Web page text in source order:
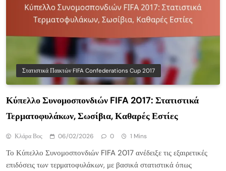
Στατιστικά Παικτών FIFA Confederations Cup 2017
Κύπελλο Συνομοσπονδιών FIFA 2017: Στατιστικά
Τερματοφυλάκων, Σωσίβια, Καθαρές Εστίες
Κλάρα Βος 06/02/2026 0 1 Mins
Το Κύπελλο Συνομοσπονδιών FIFA 2017 ανέδειξε τις εξαιρετικές
επιδόσεις των τερματοφυλάκων, με βασικά στατιστικά όπως